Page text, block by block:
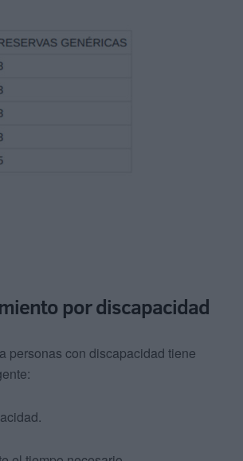
por discapacidad
personas con discapacidad tiene